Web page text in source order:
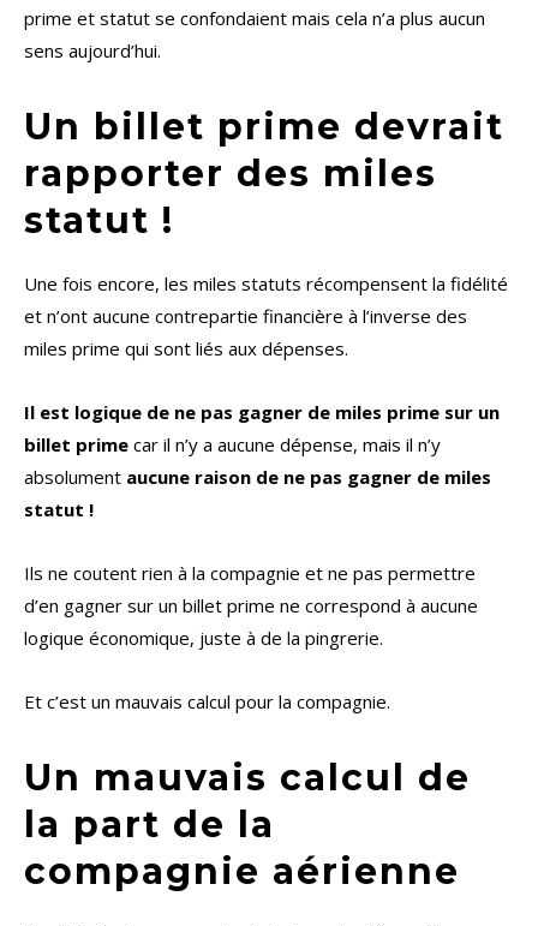
prime et statut se confondaient mais cela n’a plus aucun
sens aujourd’hui.
Un billet prime devrait
rapporter des miles
statut !
Une fois encore, les miles statuts récompensent la fidélité
et n’ont aucune contrepartie financière à l’inverse des
miles prime qui sont liés aux dépenses.
Il est logique de ne pas gagner de miles prime sur un
billet prime car il n’y a aucune dépense, mais il n’y
absolument aucune raison de ne pas gagner de miles
statut !
Ils ne coutent rien à la compagnie et ne pas permettre
d’en gagner sur un billet prime ne correspond à aucune
logique économique, juste à de la pingrerie.
Et c’est un mauvais calcul pour la compagnie.
Un mauvais calcul de
la part de la
compagnie aérienne